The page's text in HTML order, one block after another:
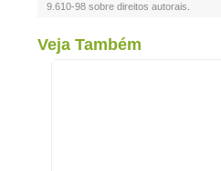
9.610-98 sobre direitos autorais
Veja Também